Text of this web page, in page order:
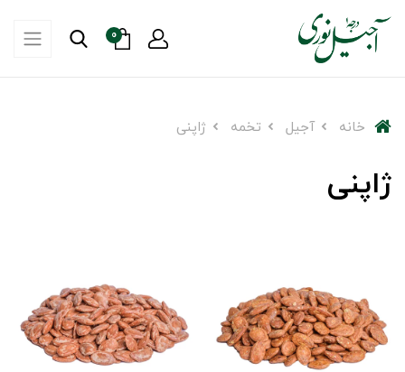
0
خانه آجیل تخمه ژاپنی
ژاپنی